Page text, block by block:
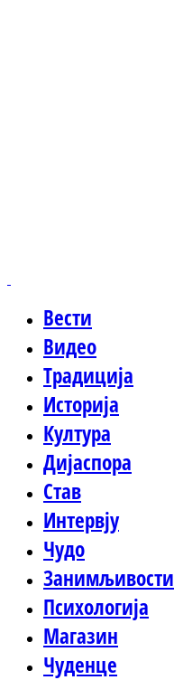
Вести
Видео
Традиција
Историја
Култура
Дијаспора
Став
Интервју
Чудо
Занимљивости
Психологија
Магазин
Чуденце